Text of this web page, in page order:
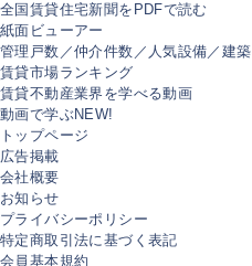
全国賃貸住宅新聞をPDFで読む
紙面ビューアー
管理戸数／仲介件数／人気設備／建築
賃貸市場ランキング
賃貸不動産業界を学べる動画
動画で学ぶNEW!
トップページ
広告掲載
会社概要
お知らせ
プライバシーポリシー
特定商取引法に基づく表記
会員基本規約